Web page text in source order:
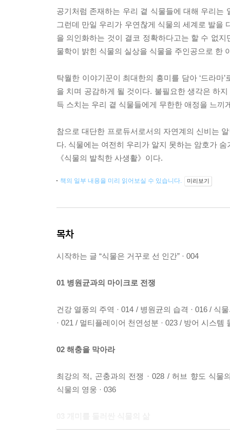
공기처럼 존재하는 우리 곁 식물들에 대해 우리는
그런데 만일 우리가 우연찮게 식물의 세계로 발을
을 의인화하는 것이 결코 정확하다고는 할 수 없
물학이 밝힌 식물의 실상을 식물을 주인공으로 한
탁월한 이야기꾼이 최대한의 흥미를 담아 ‘드라
을 치며 공감하게 될 것이다. 불필요한 생각은 하
득 스치는 우리 곁 식물들에게 무한한 애정을 느끼
참으로 대단한 프로듀서로서의 자연계의 신비는
다. 식물에는 여전히 우리가 알지 못하는 암호가
《식물의 발칙한 사생활》이다.
책의 일부 내용을 미리 읽어보실 수 있습니다. 미리보기
목차
시작하는 글 “식물은 거꾸로 선 인간” · 004
01 병원균과의 마이크로 전쟁
건강 열풍의 주역 · 014 / 병원균의 습격 · 016 / 식
· 021 / 멀티플레이어 천연성분 · 023 / 방어 시스템
02 해충을 막아라
최강의 적, 곤충과의 전쟁 · 028 / 허브 향도 식물
식물의 영웅 · 036